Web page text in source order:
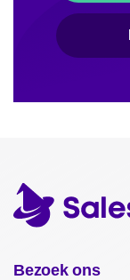
Bezoek ons